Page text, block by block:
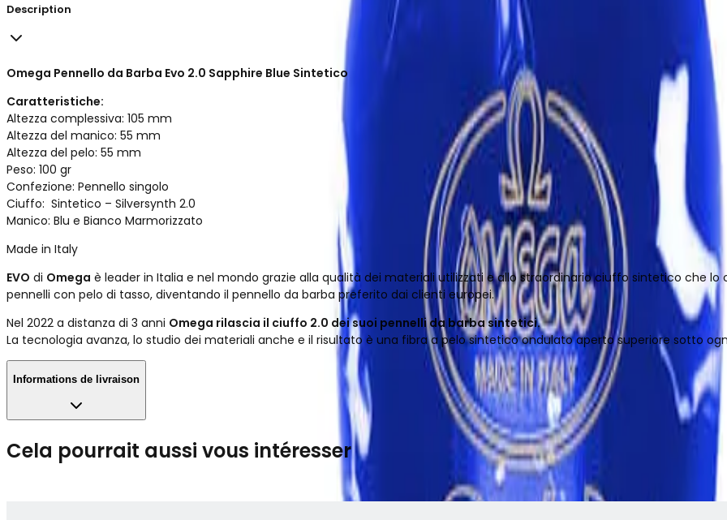
Description
Omega Pennello da Barba Evo 2.0 Sapphire Blue Sintetico
Caratteristiche:
Altezza complessiva: 105 mm
Altezza del manico: 55 mm
Altezza del pelo: 55 mm
Peso: 100 gr
Confezione: Pennello singolo
Ciuffo: Sintetico – Silversynth 2.0
Manico: Blu e Bianco Marmorizzato
Made in Italy
EVO di Omega è leader in Italia e nel mondo grazie alla qualità dei materiali utilizzati e allo straordinario ciuffo sintetico che
pennelli con pelo di tasso, diventando il pennello da barba preferito dai clienti europei.
Nel 2022 a distanza di 3 anni Omega rilascia il ciuffo 2.0 dei suoi pennelli da barba sintetici.
La tecnologia avanza, lo studio dei materiali anche e il risultato è una fibra a pelo sintetico ondulato aperto superiore sotto
Informations de livraison
Cela pourrait aussi vous intéresser